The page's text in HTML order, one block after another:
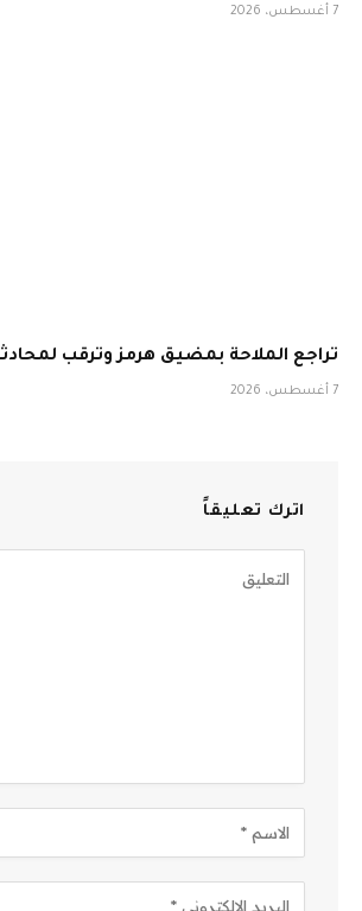
7 أغسطس، 2026
تراجع الملاحة بمضيق هرمز وترقب
7 أغسطس، 2026
اترك تعليقاً